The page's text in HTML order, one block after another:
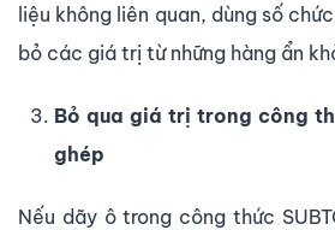
liệu không liên quan, dùng số chức
bỏ các giá trị từ những hàng ẩn
Bỏ qua giá trị trong công
ghép
Nếu dãy ô trong công thức